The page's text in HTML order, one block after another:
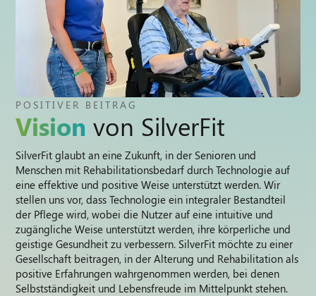
POSITIVER BEITRAG
Vision von SilverFit
SilverFit glaubt an eine Zukunft, in der Senioren und
Menschen mit Rehabilitationsbedarf durch Technologie auf
eine effektive und positive Weise unterstützt werden. Wir
stellen uns vor, dass Technologie ein integraler Bestandteil
der Pflege wird, wobei die Nutzer auf eine intuitive und
zugängliche Weise unterstützt werden, ihre körperliche und
geistige Gesundheit zu verbessern. SilverFit möchte zu einer
Gesellschaft beitragen, in der Alterung und Rehabilitation als
positive Erfahrungen wahrgenommen werden, bei denen
Selbstständigkeit und Lebensfreude im Mittelpunkt stehen.